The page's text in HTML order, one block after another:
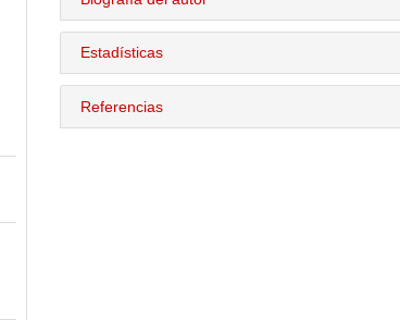
Estadísticas
Referencias